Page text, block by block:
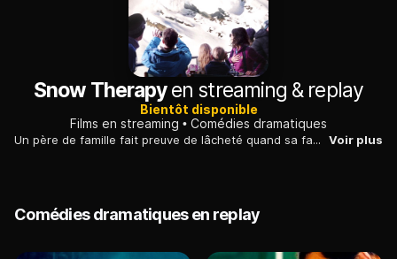
Snow Therapyen streaming & replay
Bientôt disponible
Films en streaming
Comédies dramatiques
Un père de famille fait preuve de lâcheté quand sa famille est menacée par une avalanche. Il refuse l'évidence et tente de recoller les morceaux. Voir plus
Comédies dramatiques en replay